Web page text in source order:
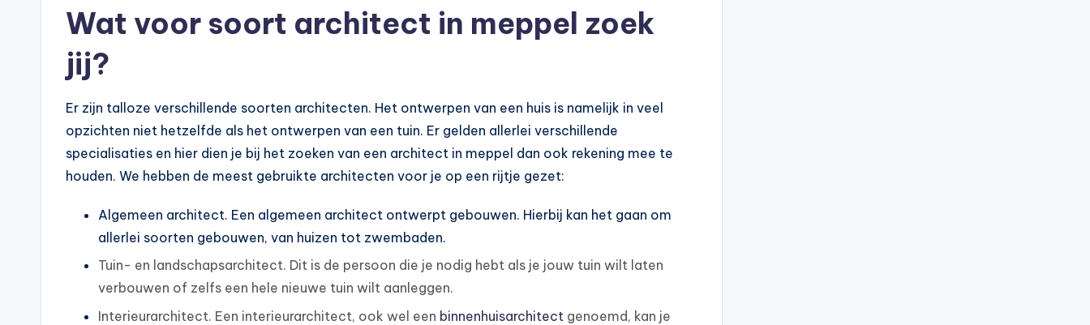
Wat voor soort architect in meppel zoek
jij?
Er zijn talloze verschillende soorten architecten. Het ontwerpen van een huis is namelijk in veel
opzichten niet hetzelfde als het ontwerpen van een tuin. Er gelden allerlei verschillende
specialisaties en hier dien je bij het zoeken van een architect in meppel dan ook rekening mee te
houden. We hebben de meest gebruikte architecten voor je op een rijtje gezet:
Algemeen architect. Een algemeen architect ontwerpt gebouwen. Hierbij kan het gaan om
allerlei soorten gebouwen, van huizen tot zwembaden.
Tuin- en landschapsarchitect. Dit is de persoon die je nodig hebt als je jouw tuin wilt laten
verbouwen of zelfs een hele nieuwe tuin wilt aanleggen.
Interieurarchitect. Een interieurarchitect, ook wel een binnenhuisarchitect genoemd, kan je